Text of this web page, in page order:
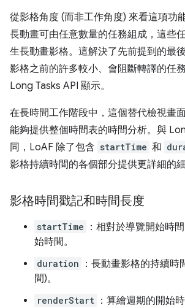
從影格角度 (而非工作角度) 來看這項功
長動畫可由任意數量的任務組成，這些
生長動畫影格。這解決了先前提到的最
影格之前的許多較小、會阻斷轉譯的任
Long Tasks API 顯示。
在長時間工作階段中，這個替代檢視畫
能夠提供整個時間表的時間分析。與
同，LoAF 除了包含 startTime 和
影格持續時間的各個部分提供更詳細的細
影格時間戳記和時間長度
startTime
：相對於導覽開始時
始時間。
duration
：長動畫影格的持續時
間)。
renderStart ：算繪週期的開始